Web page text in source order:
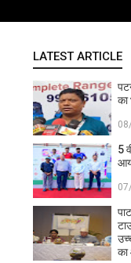
LATEST ARTICLE
का
5